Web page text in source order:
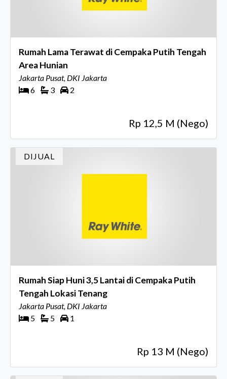
Rumah Lama Terawat di Cempaka Putih Tengah
Area Hunian
Jakarta Pusat, DKI Jakarta
6
3 2
Rp 12,5 M (Nego)
DIJUAL
Rumah Siap Huni 3,5 Lantai di Cempaka Putih
Tengah Lokasi Tenang
Jakarta Pusat, DKI Jakarta
5
5 1
Rp 13 M (Nego)